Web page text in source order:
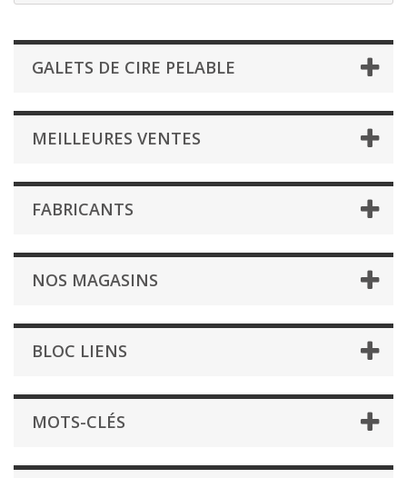
GALETS DE CIRE PELABLE
MEILLEURES VENTES
FABRICANTS
NOS MAGASINS
BLOC LIENS
MOTS-CLÉS